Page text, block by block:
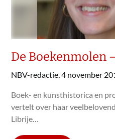
De Boekenmolen
NBV-redactie,4 november
Boek- en kunsthistorica en
vertelt over haar
Librije…